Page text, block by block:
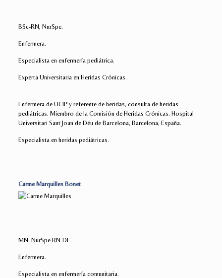
BSc-RN, NurSpe.
Enfermera.
Especialista en enfermería pediátrica.
Experta Universitaria en Heridas Crónicas.
Enfermera de UCIP y referente de heridas, consulta de heridas
pediátricas. Miembro de la Comisión de Heridas Crónicas. Hospital
Universitari Sant Joan de Déu de Barcelona, Barcelona, España.
Especialista en heridas pediátricas.
Carme Marquilles Bonet
MN, NurSpe RN-DE.
Enfermera.
Especialista en enfermería comunitaria.